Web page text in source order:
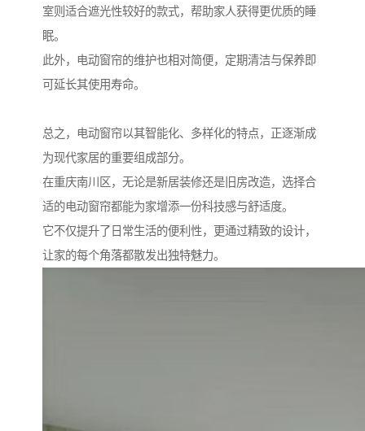
室则适合遮光性较好的款式，帮助家人获得更优质的睡
眠。
此外，电动窗帘的维护也相对简便，定期清洁与保养即
可延长其使用寿命。
总之，电动窗帘以其智能化、多样化的特点，正逐渐成
为现代家居的重要组成部分。
在重庆南川区，无论是新居装修还是旧房改造，选择合
适的电动窗帘都能为家增添一份科技感与舒适度。
它不仅提升了日常生活的便利性，更通过精致的设计，
让家的每个角落都散发出独特魅力。